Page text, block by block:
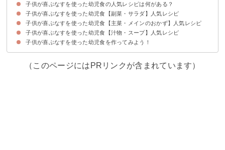
子供が喜ぶなすを使った幼児食の人気レシピは何がある？
子供が喜ぶなすを使った幼児食【副菜・サラダ】人気レシピ
①蒸しなす
②なすの揚げ浸し
③なすのマヨサラダ
④1歳児から なすベーコン炒め
⑤なすと豚肉の甘味噌炒め
⑥なす入り卵焼き
⑦なすと豚肉の重ね蒸し
⑧1歳から なすのカレー炒め
⑨なすと豚肉のケチャップ炒め煮
⑩なすの柔らか卵炒め
子供が喜ぶなすを使った幼児食【主菜・メインのおかず】人気レシピ
①なすのチーズ焼き
②2歳児も喜ぶ なすのはさみ焼き
③辛くない麻婆なす
④なすと鶏肉のカレー炒め
⑤子供と作るなすピザ
⑥スティックなすのバタポン肉巻き
⑦なす嫌いの人にもおすすめの簡単ミートグラタン
⑧なすとハムのフライ
子供が喜ぶなすを使った幼児食【汁物・スープ】人気レシピ
①食感を克服 なすの味噌汁
②なすとベーコンのスープ
③なすとトマトのスープ
④なすのポタージュ
子供が喜ぶなすを使った幼児食を作ってみよう！
（このページにはPRリンクが含まれています）